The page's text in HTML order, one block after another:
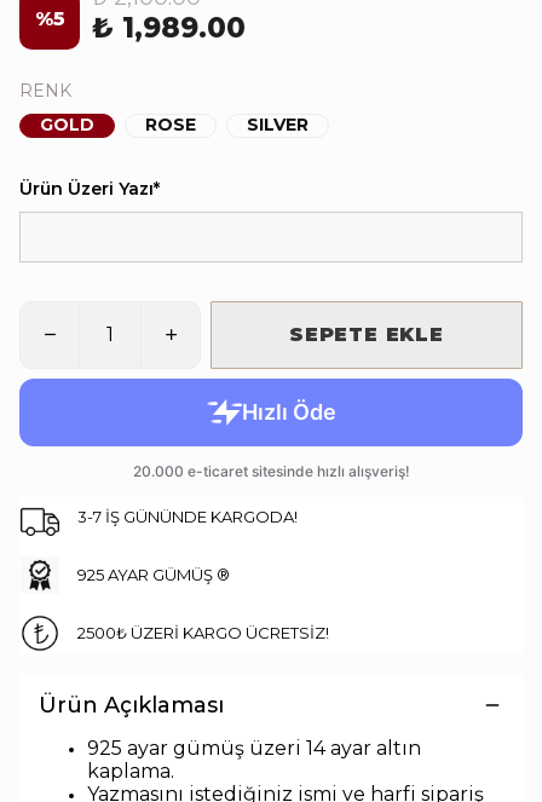
%5 ₺ 1,989.00
RENK
GOLD
ROSE SILVER
Ürün Üzeri Yazı*
SEPETE EKLE
3-7 İŞ GÜNÜNDE KARGODA!
925 AYAR GÜMÜŞ ®
2500₺ ÜZERİ KARGO ÜCRETSİZ!
Ürün Açıklaması
925 ayar gümüş üzeri 14 ayar altın
kaplama.
Yazmasını istediğiniz ismi ve harfi sipariş